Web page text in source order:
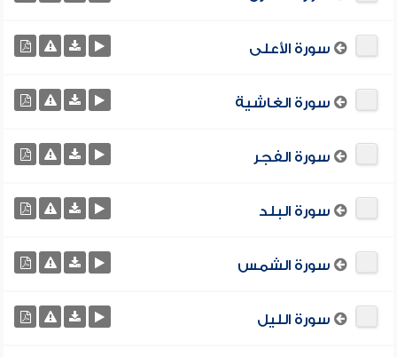
سورة الأعلى
سورة الغاشية
سورة الفجر
سورة البلد
سورة الشمس
سورة الليل